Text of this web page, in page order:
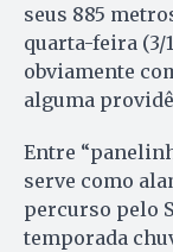
seus 885
quarta-feira (3/
obviamente
alguma
Entre
serve como
percurso pelo
temporada